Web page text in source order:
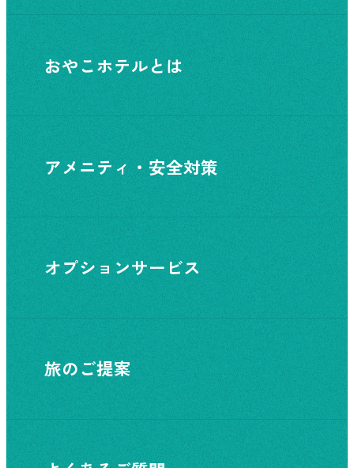
おやこホテルとは
アメニティ・安全対策
オプションサービス
旅のご提案